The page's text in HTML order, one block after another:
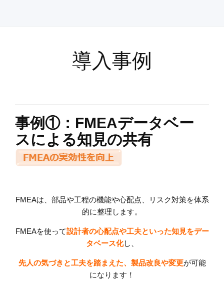
導入事例
事例①：FMEAデータベー
スによる知見の共有
FMEAは、部品や工程の機能や心配点、リスク対策を体系
的に整理します。
FMEAを使って設計者の心配点や工夫といった知見をデー
タベース化し、
先人の気づきと工夫を踏まえた、製品改良や変更が可能
になります！